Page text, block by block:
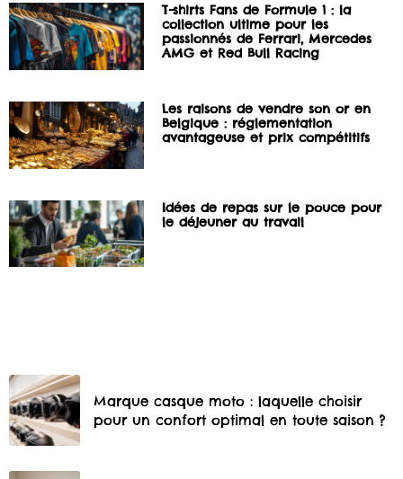
T-shirts Fans de Formule 1 : la
collection ultime pour les
passionnés de Ferrari, Mercedes
AMG et Red Bull Racing
Les raisons de vendre son or en
Belgique : réglementation
avantageuse et prix compétitifs
Idées de repas sur le pouce pour
le déjeuner au travail
Marque casque moto : laquelle choisir
pour un confort optimal en toute saison ?